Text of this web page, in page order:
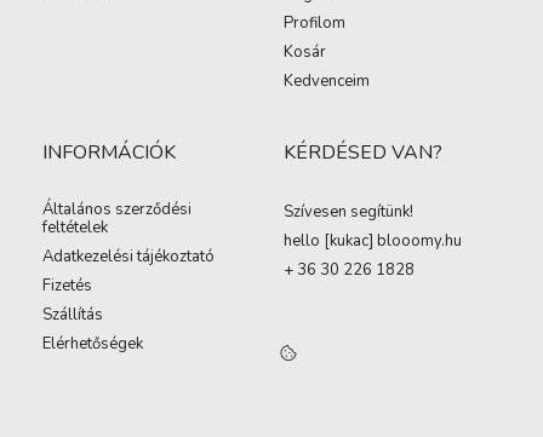
Profilom
Kosár
Kedvenceim
INFORMÁCIÓK
Általános szerződési
feltételek
Adatkezelési tájékoztató
Fizetés
Szállítás
Elérhetőségek
KÉRDÉSED VAN?
Szívesen segítünk!
hello [kukac] blooomy.hu
+ 36 30 226 1828